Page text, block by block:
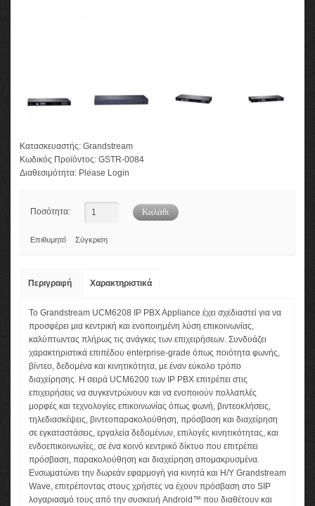
Κατασκευαστής: Grandstream
Κωδικός Προϊόντος: GSTR-0084
Διαθεσιμότητα: Please Login
Ποσότητα:
Επιθυμητό Σύγκριση
Περιγραφή Χαρακτηριστικά
Το Grandstream UCM6208 IP PBX Appliance έχει σχεδιαστεί για να
προσφέρει μια κεντρική και ενοποιημένη λύση επικοινωνίας,
καλύπτωντας πλήρως τις ανάγκες των επιχειρήσεων. Συνδυάζει
χαρακτηριστικά επιπέδου enterprise-grade όπως ποιότητα φωνής,
βίντεο, δεδομένα και κινητικότητα, με έναν εύκολο τρόπο
διαχείρησης. Η σειρά UCM6200 των IP PBX επιτρέπει στις
επιχειρήσεις να συγκεντρώνουν και να ενοποιούν πολλαπλές
μορφές και τεχνολογίες επικοινωνίας όπως φωνή, βιντεοκλήσεις,
τηλεδιασκέψεις, βιντεοπαρακολούθηση, πρόσβαση και διαχείρηση
σε εγκαταστάσεις, εργαλεία δεδομένων, επιλογές κινητικότητας, και
ενδοεπικοινωνίες, σε ένα κοινό κεντρικό δίκτυο που επιτρέπει
πρόσβαση, παρακολούθηση και διαχείρηση απομακρυσμένα.
Ενσωματώνει την δωρεάν εφαρμογή για κινητά και Η/Υ Grandstream
Wave, επιτρέποντας στους χρήστες να έχουν πρόσβαση στο SIP
λογαριασμό τους από την συσκευή Android™ που διαθέτουν και